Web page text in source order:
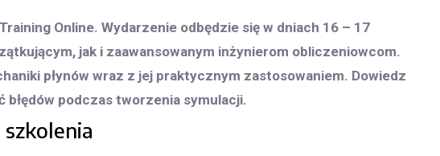
Online. Wydarzenie odbędzie się w dniach 16 – 17
jak i zaawansowanym inżynierom obliczeniowcom.
płynów wraz z jej praktycznym zastosowaniem. Dowiedz
błędów podczas tworzenia symulacji.